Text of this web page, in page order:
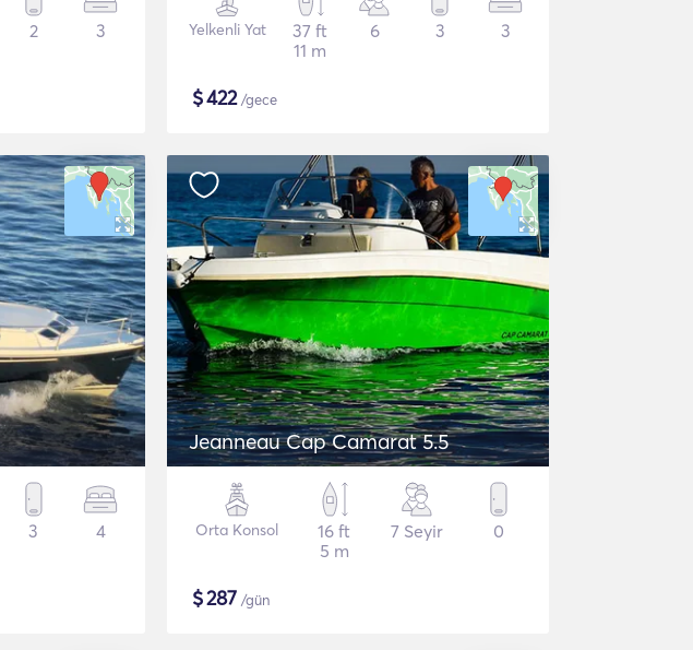
2 3 Yelkenli Yat
37 ft
11 m
6 3 3
$422/gece
3 4
Jeanneau Cap Camarat 5.5
Orta Konsol
16 ft
5 m
7 Seyir 0
$287 /gün